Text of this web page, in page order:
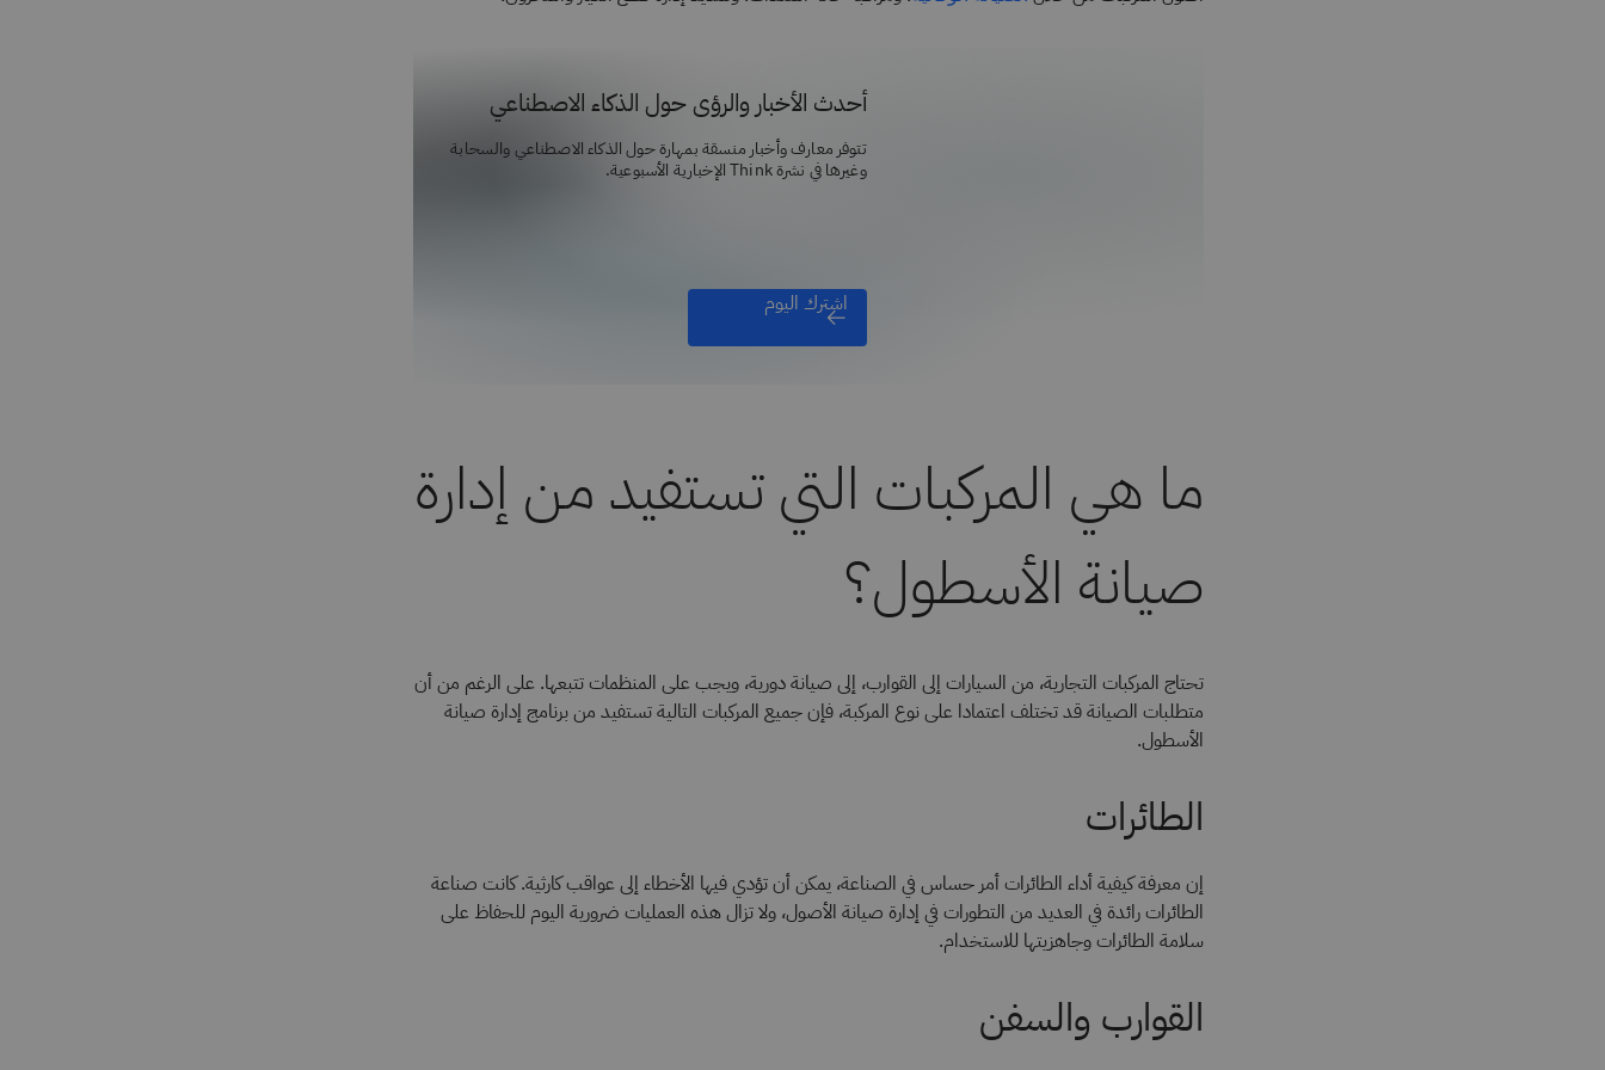
أحدث الأخبار والرؤى حول الذكاء الاصطناعي
تتوفر معارف وأخبار منسقة بمهارة حول الذكاء الاصطناعي والسحابة
وغيرها في نشرة Think الإخبارية الأسبوعية.
اشترك اليوم
ما هي المركبات التي تستفيد من إدارة
صيانة الأسطول؟
تحتاج المركبات التجارية، من السيارات إلى القوارب، إلى صيانة دورية، ويجب على المنظمات تتبعها. على الرغم من أن
متطلبات الصيانة قد تختلف اعتمادا على نوع المركبة، فإن جميع المركبات التالية تستفيد من برنامج إدارة صيانة
الأسطول.
الطائرات
إن معرفة كيفية أداء الطائرات أمر حساس في الصناعة، يمكن أن تؤدي فيها الأخطاء إلى عواقب كارثية. كانت صناعة
الطائرات رائدة في العديد من التطورات في إدارة صيانة الأصول، ولا تزال هذه العمليات ضرورية اليوم للحفاظ على
سلامة الطائرات وجاهزيتها للاستخدام.
القوارب والسفن